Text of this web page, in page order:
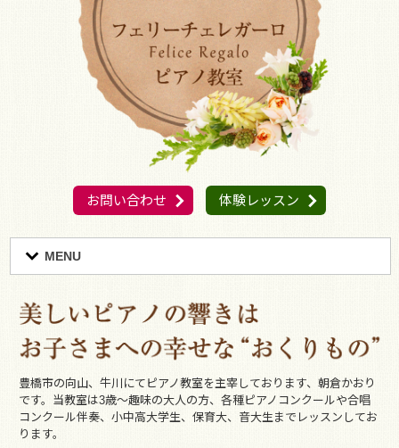
お問い合わせ 体験レッスン
MENU
豊橋市の向山、牛川にてピアノ教室を主宰しております、朝倉かおり
です。当教室は3歳～趣味の大人の方、各種ピアノコンクールや合唱
コンクール伴奏、小中高大学生、保育大、音大生までレッスンしてお
ります。